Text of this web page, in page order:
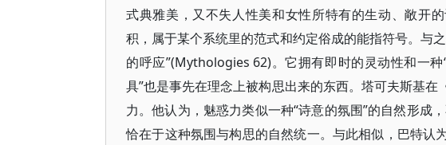
式典雅美，又不失人性美和女性所特有的生动、敞开
积，属于某个系统里的范式和约定俗成的能指符号。与
的呼应”(Mythologies 62)。它拥有即时的灵动性和一
具”也是事先在理念上被构思出来的东西。塔可夫斯基
力。他认为，魅惑力类似一种“诗意的氛围”的自然形成
恰在于这种氛围与构思的自然统一。与此相似，巴特认